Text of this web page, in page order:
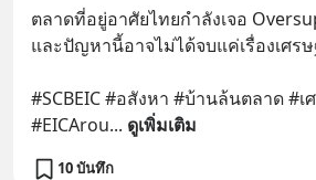
ตลาดที่อยู่อาศัยไทยกำลังเจอ
และปัญหานี้อาจไม่ได้จบแค่เรื่องเศร
#SCBEIC #อสังหา #บ้านล้นตลาด #เ
#EICArou... ดูเพิ่มเติม
10 บันทึก